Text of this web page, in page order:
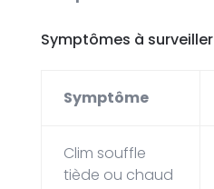
Symptômes à surveiller
Symptôme
Clim souffle
tiède ou chaud